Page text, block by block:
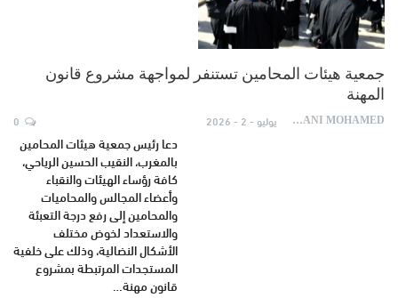
جمعية هيئات المحامين تستنفر لمواجهة مشروع قانون
المهنة
AYDANI MOHAMED يوليو - 2 - 2026
دعا رئيس جمعية هيئات المحامين
بالمغرب، النقيب الحسين الرياحي،
كافة رؤساء الهيئات والنقباء
وأعضاء المجالس والمحاميات
والمحامين إلى رفع درجة التعبئة
والاستعداد لخوض مختلف
الأشكال النضالية، وذلك على خلفية
المستجدات المرتبطة بمشروع
قانون مهنة…